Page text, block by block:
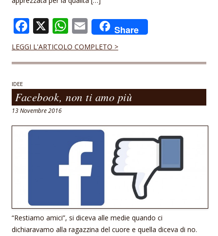
F
ac
e
o
o
k
X W
h
at
A
p
E
m
ai
Share
LEGGI L'ARTICOLO COMPLETO >
IDEE
Facebook, non ti amo più
13 Novembre 2016
“Restiamo amici”, si diceva alle medie quando ci
dichiaravamo alla ragazzina del cuore e quella diceva di no.